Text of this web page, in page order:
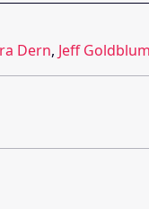
Dern, Jeff